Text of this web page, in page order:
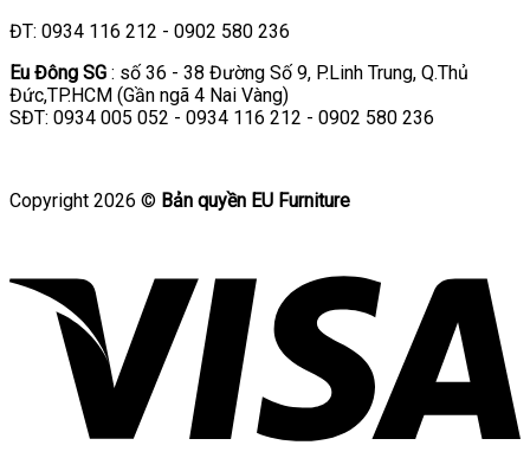
ĐT: 0934 116 212 - 0902 580 236
Eu Đông SG : số 36 - 38 Đường Số 9, P.Linh Trung, Q.Thủ
Đức,TP.HCM (Gần ngã 4 Nai Vàng)
SĐT: 0934 005 052 - 0934 116 212 - 0902 580 236
Copyright 2026 © Bản quyền EU Furniture